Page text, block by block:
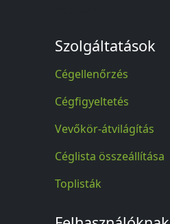
Szolgáltatások
Cégellenőrzés
Cégfigyeltetés
Vevőkör-átvilágítás
Céglista összeállítása
Toplisták